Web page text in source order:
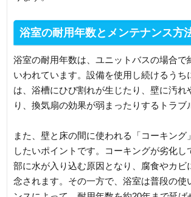
浴室の耐用年数とメンテナンス方
浴室の耐用年数は、ユニットバスの場合で
いわれています。設備を使用し続けるうち
は、浴槽にひび割れが生じたり、壁に汚れ
り、換気扇の効果が弱まったりするトラブ
また、壁と床の間に使われる「コーキング
したいポイントです。コーキングが劣化し
部に水が入り込む原因となり、腐食やカビ
念されます。その一方で、浴室は普段の使